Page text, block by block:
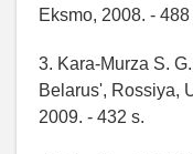
Eksmo, 2008. - 488
3. Kara-Murza S.
Belarus', Rossiya,
2009. - 432 s.